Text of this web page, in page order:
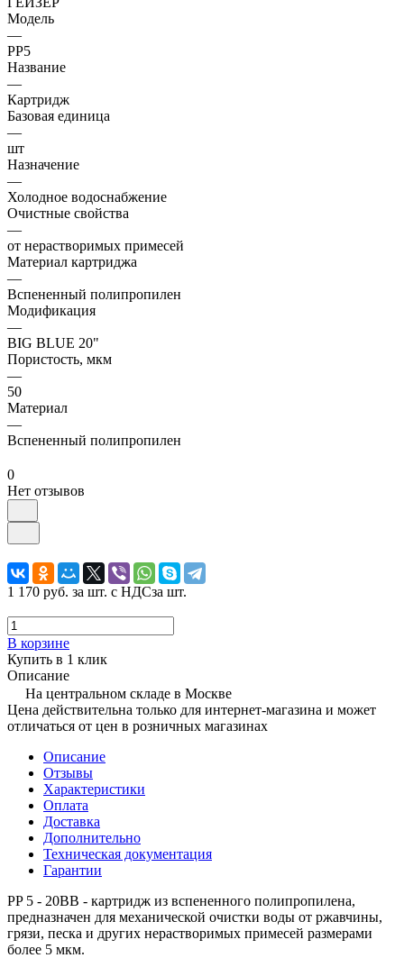
Модель
—
PP5
Название
—
Картридж
Базовая единица
—
шт
Назначение
—
Холодное водоснабжение
Очистные свойства
—
от нерастворимых примесей
Материал картриджа
—
Вспененный полипропилен
Модификация
—
BIG BLUE 20"
Пористость, мкм
—
50
Материал
—
Вспененный полипропилен
0
Нет отзывов
1 170 руб. за шт. с НДСза шт.
В корзине
Купить в 1 клик
Описание
На центральном складе в Москве
Цена действительна только для интернет-магазина и может
отличаться от цен в розничных магазинах
Описание
Отзывы
Характеристики
Оплата
Доставка
Дополнительно
Техническая документация
Гарантии
PP 5 - 20ВВ - картридж из вспененного полипропилена,
предназначен для механической очистки воды от ржавчины,
грязи, песка и других нерастворимых примесей размерами
более 5 мкм.